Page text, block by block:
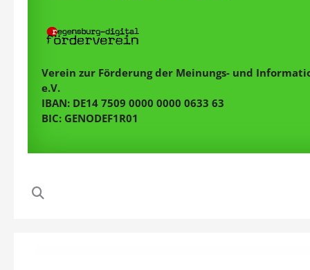
Verein zur Förderung der Meinungs- und
e.V.
IBAN: DE14 7509 0000 0000 0633 63
BIC: GENODEF1R01